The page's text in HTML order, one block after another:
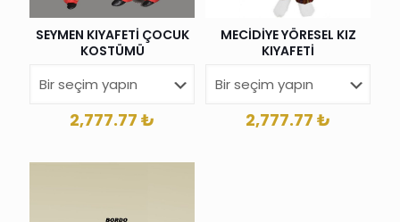
SEYMEN KIYAFETİ ÇOCUK
KOSTÜMÜ
2,777.77 ₺
MECİDİYE YÖRESEL KIZ
KIYAFETİ
2,777.77 ₺